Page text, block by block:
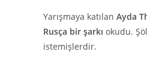
Yarışmaya katılan Ayda
Rusça bir şarkı okudu.
istemişlerdir.